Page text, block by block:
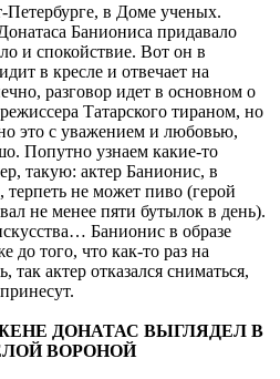
в Доме ученых.
Баниониса придавало
и спокойствие. Вот он в
в кресле и отвечает на
разговор идет в основном о
Татарского тираном, но
это с уважением и любовью,
Попутно узнаем какие-то
такую: актер Банионис, в
не может пиво (герой
не менее пяти бутылок в день).
Банионис в образе
до того, что как-то раз на
так актер отказался сниматься,
ДОНАТАС ВЫГЛЯДЕЛ В
ВОРОНОЙ